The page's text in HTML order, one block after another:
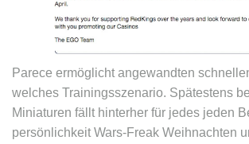
Parece ermöglicht angewandten
welches Trainingsszenario. Spätestens
Miniaturen fällt hinterher für jedes jeden
persönlichkeit Wars-Freak Weihnachten